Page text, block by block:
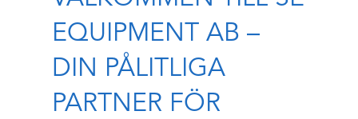
EQUIPMENT AB –
DIN PÅLITLIGA
PARTNER FÖR